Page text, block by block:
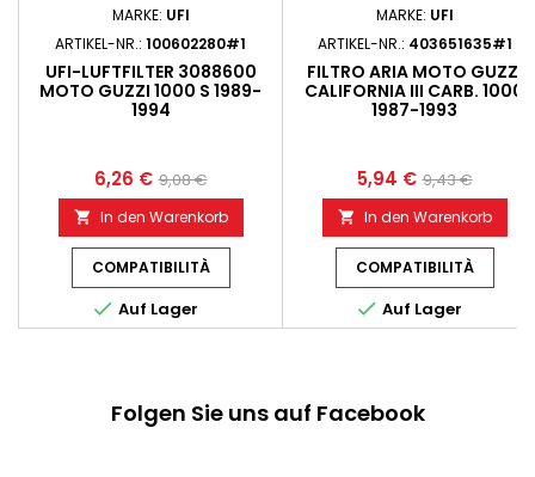
MARKE: UFI
ARTIKEL-NR.: 100602280#1
UFI-LUFTFILTER 3088600
MOTO GUZZI 1000 S 1989-
1994
6,26 € 9,08 €
 In den Warenkorb
COMPATIBILITÀ
 Auf Lager
MARKE: UFI
ARTIKEL-NR.: 403651635#1
FILTRO ARIA MOTO GUZZI
CALIFORNIA III CARB. 1000
1987-1993
5,94 € 9,43 €
 In den Warenkorb
COMPATIBILITÀ
 Auf Lager
Folgen Sie uns auf Facebook